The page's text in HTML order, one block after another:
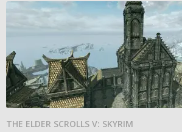
THE ELDER SCROLLS V: SKYRIM